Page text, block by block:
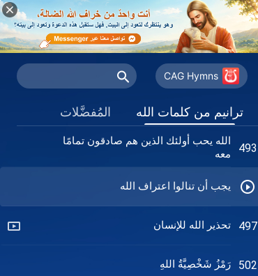
CAG Hymns
ترانيم من كلمات الله المُفضَّلات
490 كن شخصًا يُرضي الله ويريح باله
491 الله يبارك مَن هم صادقون
492 كيف سيصير قدر المرء في النهاية؟
493
الله يحب أولئك الذين هم صادقون تمامًا
معه
يجب أن تنالوا اعتراف الله
497 تحذير الله للإنسان
502 رَمْزُ شَخْصِيَّةُ اللهِ